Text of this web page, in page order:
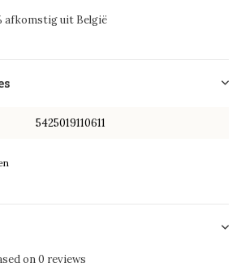
afkomstig uit België
5425019110611
on 0 reviews